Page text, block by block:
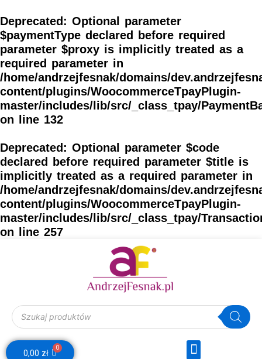
Deprecated : Optional parameter
$paymentType declared before required
parameter $proxy is implicitly treated as a
required parameter in
/home/andrzejfesnak/domains/
content/plugins/WoocommerceTpayPlugin-
master/includes/lib/src/_class_tpay/
on line 132
Deprecated : Optional parameter $code
declared before required parameter $title is
implicitly treated as a required parameter in
/home/andrzejfesnak/domains/
content/plugins/WoocommerceTpayPlugin-
master/includes/lib/src/_class_tpay/
on line 257
to
content
Menu
Wyszukiwarka produktów
0,00 zł
0
Wózek